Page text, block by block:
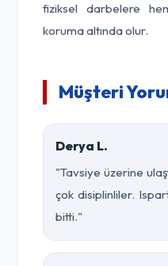
fiziksel darbelere
koruma altında olur.
Müşteri
Derya L.
"Tavsiye üzerine
çok disiplinliler.
bitti."